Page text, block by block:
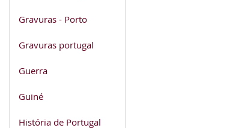
Gravuras - Porto
Gravuras portugal
Guerra
Guiné
História de Portugal